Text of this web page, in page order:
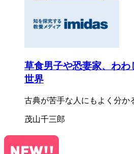
草食男子や恐妻家、わ
世界
古典が苦手な人にもよく分か
茂山千三郎